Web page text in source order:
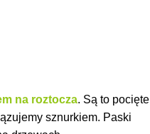
na roztocza. Są to pocięte
sznurkiem. Paski